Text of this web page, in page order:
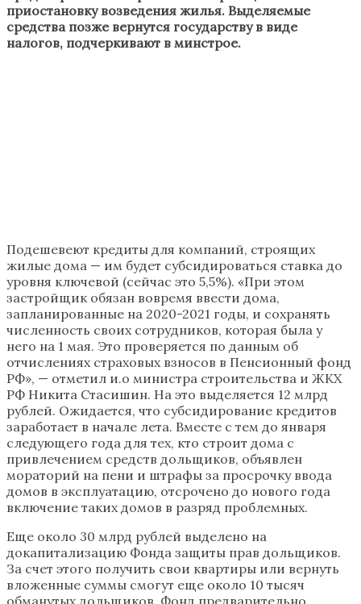
приостановку возведения жилья. Выделяемые
средства позже вернутся государству в виде
налогов, подчеркивают в минстрое.
Подешевеют кредиты для компаний, строящих
жилые дома — им будет субсидироваться ставка до
уровня ключевой (сейчас это 5,5%). «При этом
застройщик обязан вовремя ввести дома,
запланированные на 2020-2021 годы, и сохранять
численность своих сотрудников, которая была у
него на 1 мая. Это проверяется по данным об
отчислениях страховых взносов в Пенсионный фонд
РФ», — отметил и.о министра строительства и ЖКХ
РФ Никита Стасишин. На это выделяется 12 млрд
рублей. Ожидается, что субсидирование кредитов
заработает в начале лета. Вместе с тем до января
следующего года для тех, кто строит дома с
привлечением средств дольщиков, объявлен
мораторий на пени и штрафы за просрочку ввода
домов в эксплуатацию, отсрочено до нового года
включение таких домов в разряд проблемных.
Еще около 30 млрд рублей выделено на
докапитализацию Фонда защиты прав дольщиков.
За счет этого получить свои квартиры или вернуть
вложенные суммы смогут еще около 10 тысяч
обманутых дольщиков. Фонд предварительно